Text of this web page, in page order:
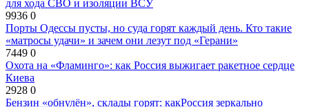
для хода СВО и изоляции ВСУ
9936 0
Порты Одессы пусты, но суда горят каждый день. Кто такие
«матросы удачи» и зачем они лезут под «Герани»
7449 0
Охота на «Фламинго»: как Россия выжигает ракетное сердце
Киева
2928 0
Бензин «обнулён», склады горят: какРоссия зеркально